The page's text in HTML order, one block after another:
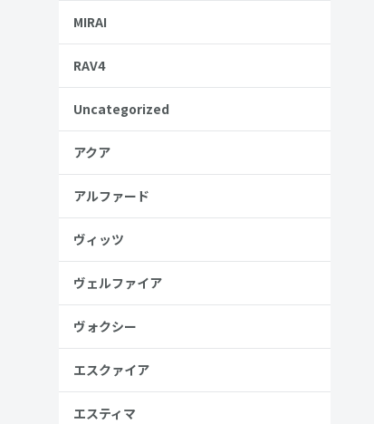
MIRAI
RAV4
Uncategorized
アクア
アルファード
ヴィッツ
ヴェルファイア
ヴォクシー
エスクァイア
エスティマ